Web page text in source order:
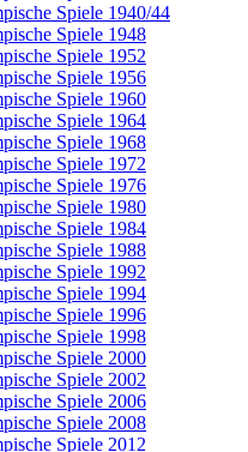
Spiele 1940/44
Spiele 1948
Spiele 1952
Spiele 1956
Spiele 1960
Spiele 1964
Spiele 1968
Spiele 1972
Spiele 1976
Spiele 1980
Spiele 1984
Spiele 1988
Spiele 1992
Spiele 1994
Spiele 1996
Spiele 1998
Spiele 2000
Spiele 2002
Spiele 2006
Spiele 2008
Spiele 2012